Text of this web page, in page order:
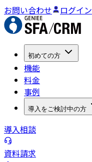
お問い合わせ ログイン
初めての方
機能
料金
事例
導入をご検討中の方
導入相談
資料請求